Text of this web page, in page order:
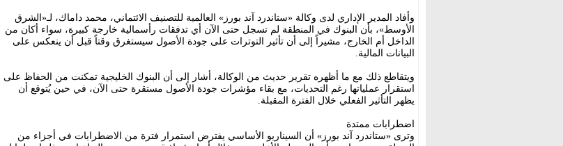
وأفاد المدير الإداري لدى وكالة «ستاندرد آند بورز» العالمية للتصنيف الائتماني، محمد داماك، لـ«الشرق
الأوسط»، بأن البنوك في المنطقة لم تسجل حتى الآن أي تدفقات رأسمالية خارجة كبيرة، سواء أكان من
الداخل أم الخارج، مشيراً إلى أن تأثير التوترات على جودة الأصول سيستغرق وقتاً قبل أن ينعكس على
البيانات المالية.
ويتقاطع ذلك مع ما أظهره تقرير حديث من الوكالة، أشار إلى أن البنوك الخليجية تمكنت من الحفاظ على
استقرار عملياتها رغم التحديات، مع بقاء مؤشرات جودة الأصول مستقرة حتى الآن، في حين يُتوقع أن
يظهر التأثير الفعلي خلال الفترة المقبلة.
اضطرابات ممتدة
وترى «ستاندرد آند بورز» أن السيناريو الأساسي يفترض استمرار فترة من الاضطرابات في أجزاء من